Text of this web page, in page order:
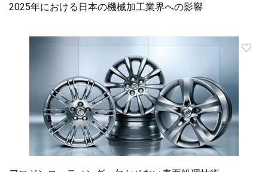
2025年における日本の機械加工業界への影響